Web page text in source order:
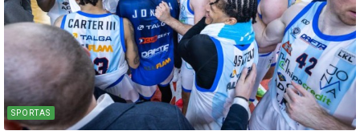
SPORTAS